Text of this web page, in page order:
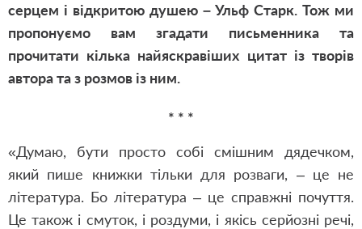
серцем і відкритою душею – Ульф Старк. Тож ми
пропонуємо вам згадати письменника та
прочитати кілька найяскравіших цитат із творів
автора та з розмов із ним.
* * *
«Думаю, бути просто собі смішним дядечком,
який пише книжки тільки для розваги, – це не
література. Бо література – це справжні почуття.
Це також і смуток, і роздуми, і якісь серйозні речі,